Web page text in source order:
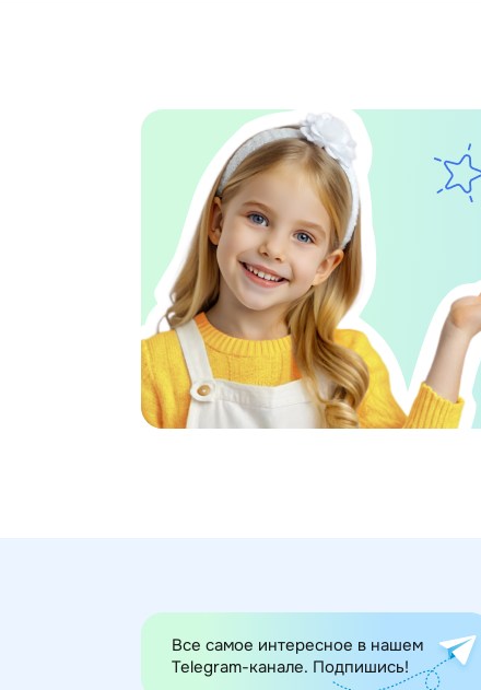
Все самое интересное в нашем
Telegram-канале. Подпишись!